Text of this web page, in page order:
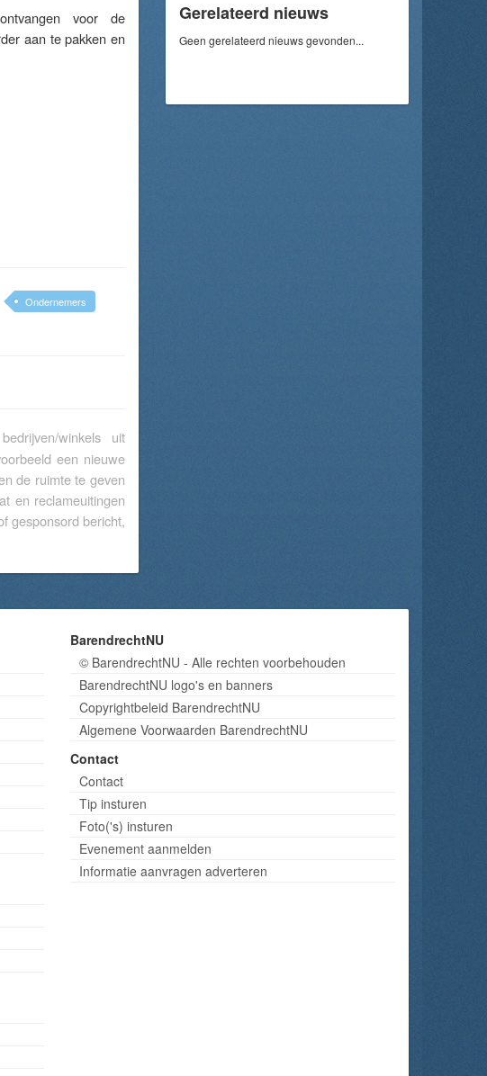
voor de
aan te pakken en
Ondernemers
winkels uit
een nieuwe
de ruimte te geven
en reclameuitingen
gesponsord bericht,
Gerelateerd nieuws
Geen gerelateerd nieuws gevonden...
BarendrechtNU
© BarendrechtNU - Alle rechten voorbehouden
BarendrechtNU logo's en banners
Copyrightbeleid BarendrechtNU
Algemene Voorwaarden BarendrechtNU
Contact
Contact
Tip insturen
Foto('s) insturen
Evenement aanmelden
Informatie aanvragen adverteren